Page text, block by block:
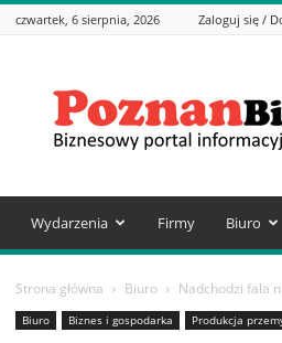
czwartek, 6 sierpnia, 2026 Zaloguj się /
–
Informacje
biznesowe
Wydarzenia Firmy Biuro
Strona główna Biuro Nadchodzi fala
Biuro Biznes i gospodarka Produkcja